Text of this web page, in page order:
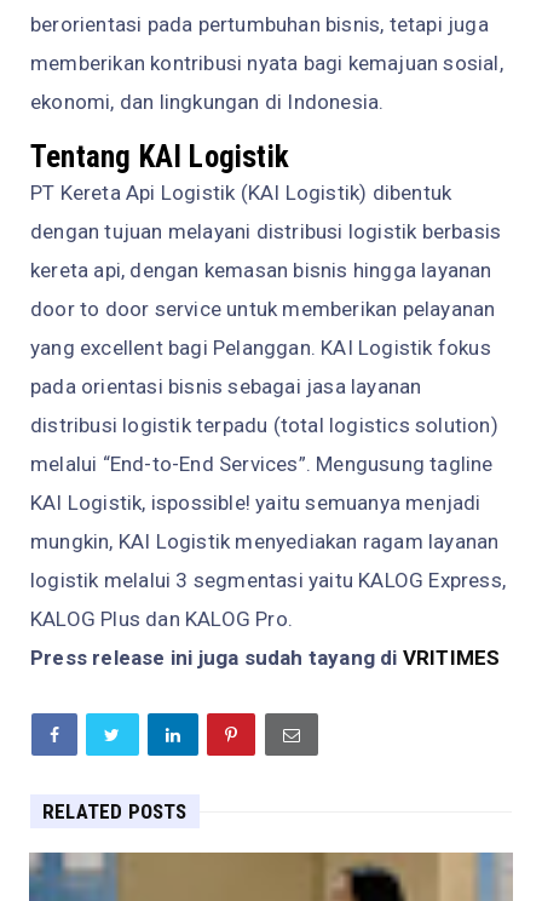
berorientasi pada pertumbuhan bisnis, tetapi juga
memberikan kontribusi nyata bagi kemajuan sosial,
ekonomi, dan lingkungan di Indonesia.
Tentang KAI Logistik
PT Kereta Api Logistik (KAI Logistik) dibentuk
dengan tujuan melayani distribusi logistik berbasis
kereta api, dengan kemasan bisnis hingga layanan
door to door service untuk memberikan pelayanan
yang excellent bagi Pelanggan. KAI Logistik fokus
pada orientasi bisnis sebagai jasa layanan
distribusi logistik terpadu (total logistics solution)
melalui “End-to-End Services”. Mengusung tagline
KAI Logistik, ispossible! yaitu semuanya menjadi
mungkin, KAI Logistik menyediakan ragam layanan
logistik melalui 3 segmentasi yaitu KALOG Express,
KALOG Plus dan KALOG Pro.
Press release ini juga sudah tayang di VRITIMES
RELATED POSTS